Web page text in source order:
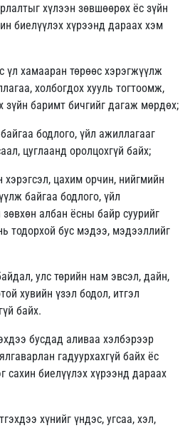
хүлээн зөвшөөрөх ёс зүйн
биелүүлэх хүрээнд дараах хэм
үл хамааран төрөөс хэрэгжүүлж
холбогдох хууль тогтоомж,
зүйн баримт бичгийг дагаж мөрдөх;
бодлого, үйл ажиллагааг
цуглаанд оролцохгүй байх;
цахим орчин, нийгмийн
байгаа бодлого, үйл
албан ёсны байр суурийг
тодорхой бус мэдээ, мэдээллийг
улс төрийн нам эвсэл, дайн,
хувийн үзэл бодол, итгэл
байх.
бусдад аливаа хэлбэрээр
гадуурхахгүй байх ёс
сахин биелүүлэх хүрээнд дараах
хүнийг үндэс, угсаа, хэл,